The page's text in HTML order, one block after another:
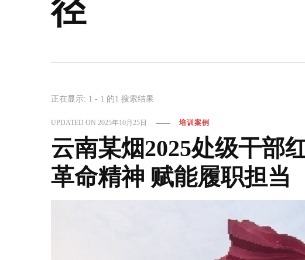
径
正在显示: 1 - 1 的1 搜索结果
UPDATED ON2025年10月25日 培训案例
云南某烟2025处级干部
革命精神 赋能履职担当